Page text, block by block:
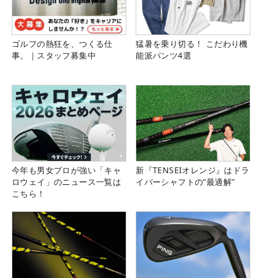
ゴルフの熱狂を、つくる仕
事。｜スタッフ募集中
猛暑を乗り切る！ こだわり機
能派パンツ4選
今年も男女プロが強い「キャ
ロウェイ」のニュース一覧は
こちら！
新『TENSEIオレンジ』はドラ
イバーシャフトの“最適解”